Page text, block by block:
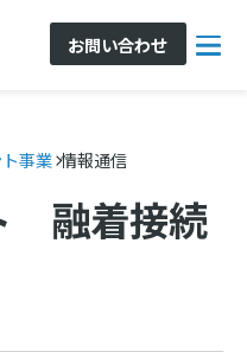
お問い合わせ
事業 情報通信
融着接続